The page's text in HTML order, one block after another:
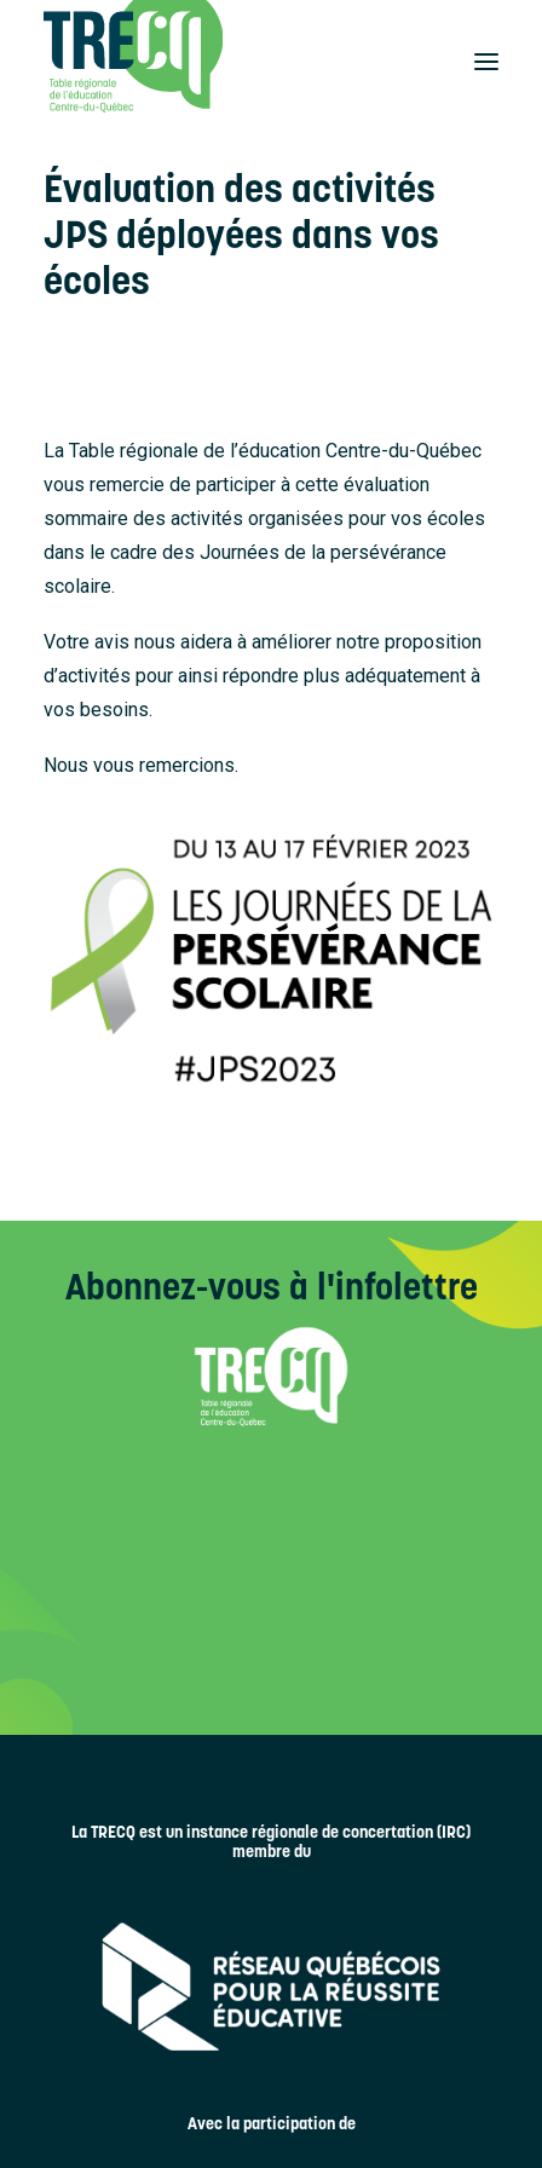
Réussite
éducative
Lecture
Plaisir de lire
Événements
au Centre-du-Québec
et publications
Nous joindre
Évaluation des activités
JPS déployées dans vos
écoles
La Table régionale de l’éducation Centre-du-Québec
vous remercie de participer à cette évaluation
sommaire des activités organisées pour vos écoles
dans le cadre des Journées de la persévérance
scolaire.
Votre avis nous aidera à améliorer notre proposition
d’activités pour ainsi répondre plus adéquatement à
vos besoins.
Nous vous remercions.
Abonnez-vous à l'infolettre
La TRECQ est un instance régionale de concertation (IRC)
membre du
Avec la participation de